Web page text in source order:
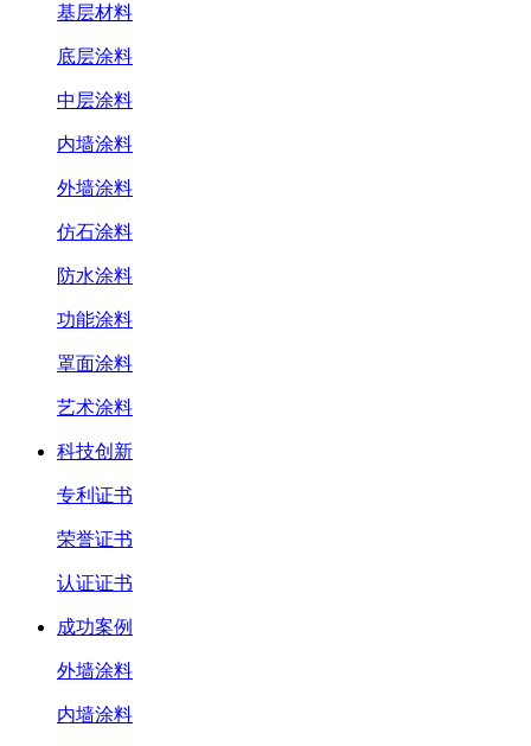
基层材料
底层涂料
中层涂料
内墙涂料
外墙涂料
仿石涂料
防水涂料
功能涂料
罩面涂料
艺术涂料
科技创新
专利证书
荣誉证书
认证证书
成功案例
外墙涂料
内墙涂料